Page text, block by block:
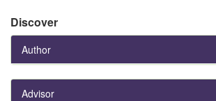
Discover
Author
Advisor